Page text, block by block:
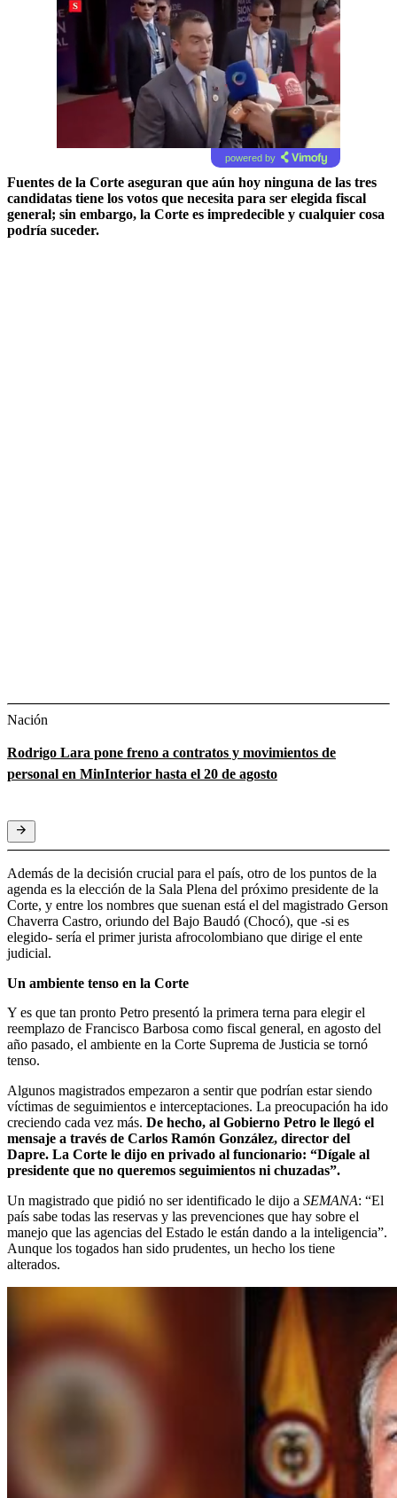
powered by
Fuentes de la Corte aseguran que aún hoy ninguna de las tres
candidatas tiene los votos que necesita para ser elegida fiscal
general; sin embargo, la Corte es impredecible y cualquier cosa
podría suceder.
Nación
Rodrigo Lara pone freno a contratos y movimientos de
personal en MinInterior hasta el 20 de agosto
Además de la decisión crucial para el país, otro de los puntos de la
agenda es la elección de la Sala Plena del próximo presidente de la
Corte, y entre los nombres que suenan está el del magistrado Gerson
Chaverra Castro, oriundo del Bajo Baudó (Chocó), que -si es
elegido- sería el primer jurista afrocolombiano que dirige el ente
judicial.
Un ambiente tenso en la Corte
Y es que tan pronto Petro presentó la primera terna para elegir el
reemplazo de Francisco Barbosa como fiscal general, en agosto del
año pasado, el ambiente en la Corte Suprema de Justicia se tornó
tenso.
Algunos magistrados empezaron a sentir que podrían estar siendo
víctimas de seguimientos e interceptaciones. La preocupación ha ido
creciendo cada vez más. De hecho, al Gobierno Petro le llegó el
mensaje a través de Carlos Ramón González, director del
Dapre. La Corte le dijo en privado al funcionario: “Dígale al
presidente que no queremos seguimientos ni chuzadas”.
Un magistrado que pidió no ser identificado le dijo a SEMANA: “El
país sabe todas las reservas y las prevenciones que hay sobre el
manejo que las agencias del Estado le están dando a la inteligencia”.
Aunque los togados han sido prudentes, un hecho los tiene
alterados.